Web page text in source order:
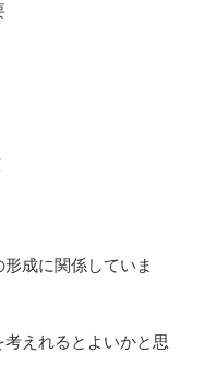
形成に関係していま
えれるとよいかと思